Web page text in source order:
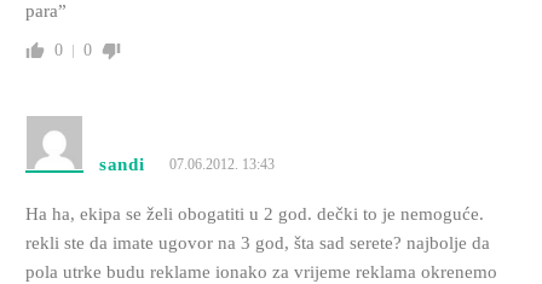
para”
0 0
sandi 07.06.2012. 13:43
Ha ha, ekipa se želi obogatiti u 2 god. dečki to je nemoguće.
rekli ste da imate ugovor na 3 god, šta sad serete? najbolje da
pola utrke budu reklame ionako za vrijeme reklama okrenemo